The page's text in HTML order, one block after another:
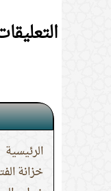
الرئيسية
خزانة